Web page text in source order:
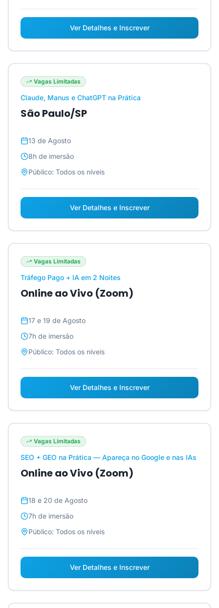
Ver Detalhes e Inscrever
Vagas Limitadas
Claude, Manus e ChatGPT na Prática
São Paulo/SP
13 de Agosto
8h de imersão
Público: Todos os níveis
Ver Detalhes e Inscrever
Vagas Limitadas
Tráfego Pago + IA em 2 Noites
Online ao Vivo (Zoom)
17 e 19 de Agosto
7h de imersão
Público: Todos os níveis
Ver Detalhes e Inscrever
Vagas Limitadas
SEO + GEO na Prática — Apareça no Google e nas IAs
Online ao Vivo (Zoom)
18 e 20 de Agosto
7h de imersão
Público: Todos os níveis
Ver Detalhes e Inscrever